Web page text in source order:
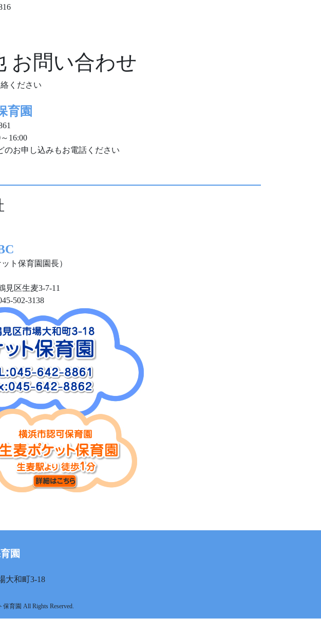
お問い合わせ
ください
育園
16:00
のお申し込みもお電話ください
ト保育園園長）
区生麦3-7-11
502-3138
園
大和町3-18
育園 All Rights Reserved.